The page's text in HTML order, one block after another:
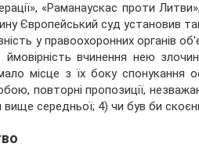
«Раманаускас проти
Європейський суд установив
у правоохоронних органів
ймовірність вчинення нею
місце з їх боку спонукання
повторні пропозиції,
вище середньої; 4) чи був би